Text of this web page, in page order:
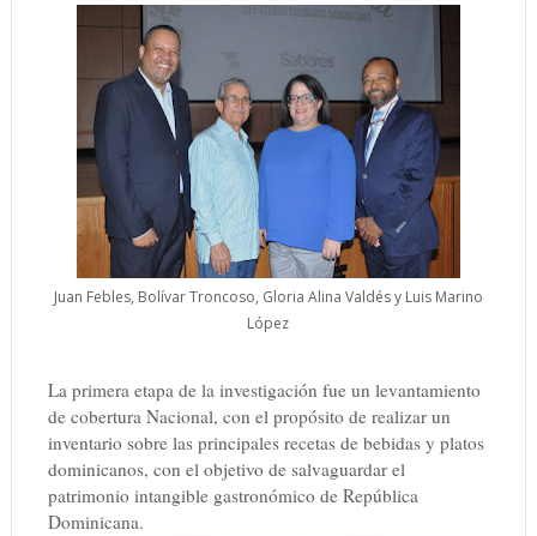
Juan Febles, Bolívar Troncoso, Gloria Alina Valdés y Luis Marino
López
La primera etapa de la investigación fue un levantamiento
de cobertura Nacional, con el propósito de realizar un
inventario sobre las principales recetas de bebidas y platos
dominicanos, con el objetivo de salvaguardar el
patrimonio intangible gastronómico de República
Dominicana.